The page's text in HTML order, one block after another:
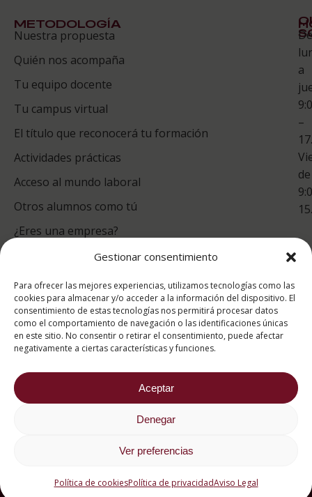
Gestionar consentimiento
Para ofrecer las mejores experiencias, utilizamos tecnologías como las
cookies para almacenar y/o acceder a la información del dispositivo. El
consentimiento de estas tecnologías nos permitirá procesar datos
como el comportamiento de navegación o las identificaciones únicas
en este sitio. No consentir o retirar el consentimiento, puede afectar
negativamente a ciertas características y funciones.
Aceptar
Denegar
Ver preferencias
Política de cookiesPolítica de privacidadAviso Legal
METODOLOGÍA
Nuestra propuesta
Quién nos acompaña
Tu equipo docente
Tu campus virtual
El título que reconocerá tu formación
Actividades prácticas
Acceso al mundo laboral
Otros alumnos como tú
¿Eres una empresa?
Te
De
a
–
de
puntuación para ESAH
9.4/10
basado en1331
Valoraciones soportado por
eKomi
2026 ® Estudios Superiores Abiertos de Hostelería
Aviso Legal
Política de cookies